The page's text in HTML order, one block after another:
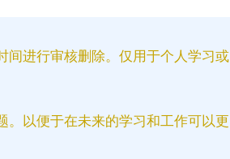
间进行审核删除。仅用于个人学习或
以便于在未来的学习和工作可以更